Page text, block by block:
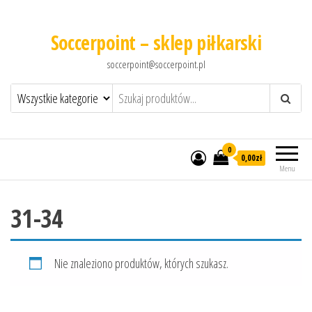
Soccerpoint – sklep piłkarski
soccerpoint@soccerpoint.pl
Menu
0
0,00zł
31-34
Nie znaleziono produktów, których szukasz.